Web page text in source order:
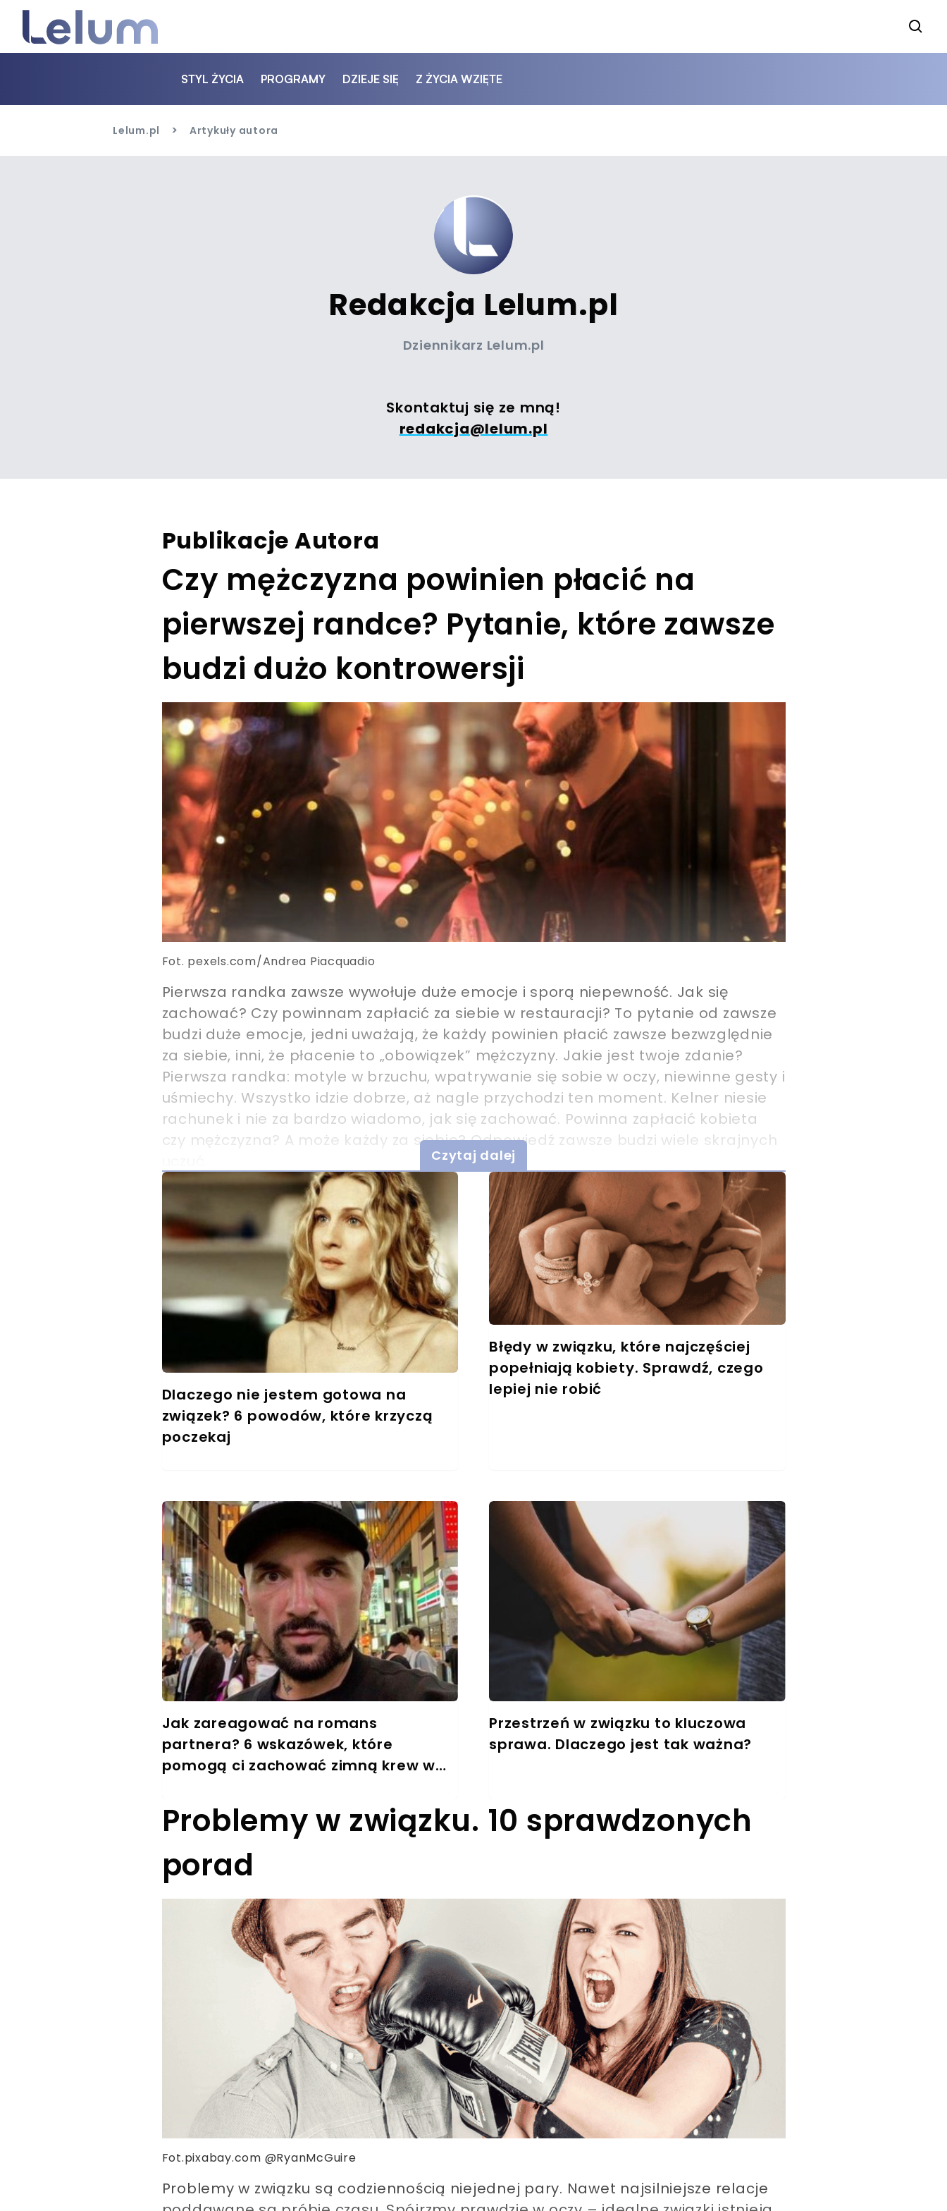
STYL ŻYCIA PROGRAMY DZIEJE SIĘ Z ŻYCIA WZIĘTE
Lelum.pl > Artykuły autora
Redakcja Lelum.pl
Dziennikarz Lelum.pl
Skontaktuj się ze mną!
redakcja@lelum.pl
Publikacje Autora
Czy mężczyzna powinien płacić na
pierwszej randce? Pytanie, które zawsze
budzi dużo kontrowersji
Fot. pexels.com/Andrea Piacquadio
Pierwsza randka zawsze wywołuje duże emocje i sporą niepewność. Jak się
zachować? Czy powinnam zapłacić za siebie w restauracji? To pytanie od zawsze
budzi duże emocje, jedni uważają, że każdy powinien płacić zawsze bezwzględnie
za siebie, inni, że płacenie to „obowiązek” mężczyzny. Jakie jest twoje zdanie?
Pierwsza randka: motyle w brzuchu, wpatrywanie się sobie w oczy, niewinne gesty i
uśmiechy. Wszystko idzie dobrze, aż nagle przychodzi ten moment. Kelner niesie
rachunek i nie za bardzo wiadomo, jak się zachować. Powinna zapłacić kobieta
czy mężczyzna? A może każdy za siebie? Odpowiedź zawsze budzi wiele skrajnych
Czytaj dalej
Dlaczego nie jestem gotowa na
związek? 6 powodów, które krzyczą
poczekaj
Błędy w związku, które najczęściej
popełniają kobiety. Sprawdź, czego
lepiej nie robić
Jak zareagować na romans
partnera? 6 wskazówek, które
pomogą ci zachować zimną krew w
Przestrzeń w związku to kluczowa
sprawa. Dlaczego jest tak ważna?
Problemy w związku. 10 sprawdzonych
porad
Fot.pixabay.com @RyanMcGuire
Problemy w związku są codziennością niejednej pary. Nawet najsilniejsze relacje